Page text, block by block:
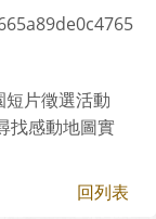
短片徵選活動
找感動地圖實
回列表